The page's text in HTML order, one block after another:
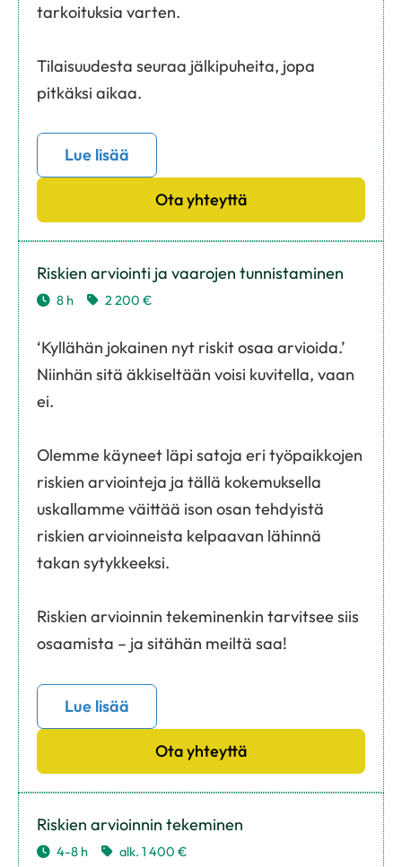
tarkoituksia varten.
Tilaisuudesta seuraa jälkipuheita, jopa
pitkäksi aikaa.
Lue lisää
Ota yhteyttä
Riskien arviointi ja vaarojen tunnistaminen
8 h 2 200 €
‘Kyllähän jokainen nyt riskit osaa arvioida.’
Niinhän sitä äkkiseltään voisi kuvitella, vaan
ei.
Olemme käyneet läpi satoja eri työpaikkojen
riskien arviointeja ja tällä kokemuksella
uskallamme väittää ison osan tehdyistä
riskien arvioinneista kelpaavan lähinnä
takan sytykkeeksi.
Riskien arvioinnin tekeminenkin tarvitsee siis
osaamista – ja sitähän meiltä saa!
Lue lisää
Ota yhteyttä
Riskien arvioinnin tekeminen
4-8 h alk. 1 400 €